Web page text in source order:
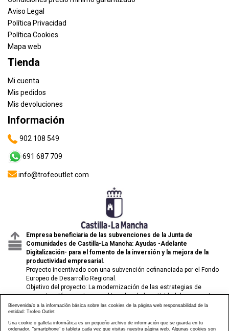
Aviso Legal
Política Privacidad
Política Cookies
Mapa web
Tienda
Mi cuenta
Mis pedidos
Mis devoluciones
Información
902 108 549
691 687 709
info@trofeoutlet.com
Empresa beneficiaria de las subvenciones de la Junta de
Comunidades de Castilla-La Mancha: Ayudas -Adelante
Digitalización- para el fomento de la inversión y la mejora de la
productividad empresarial.
Proyecto incentivado con una subvención cofinanciada por el Fondo
Europeo de Desarrollo Regional.
Objetivo del proyecto: La modernización de las estrategias de
comunicación y venta para el impulso de la actividad de comercio
electrónico de las pymes.
Bienvenida/o a la información básica sobre las cookies de la página web responsabilidad de la
entidad: Trofeo Outlet
Una cookie o galleta informática es un pequeño archivo de información que se guarda en tu
ordenador, “smartphone” o tableta cada vez que visitas nuestra página web. Algunas cookies son